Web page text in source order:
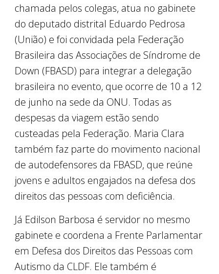
chamada pelos colegas, atua no gabinete
do deputado distrital Eduardo Pedrosa
(União) e foi convidada pela Federação
Brasileira das Associações de Síndrome de
Down (FBASD) para integrar a delegação
brasileira no evento, que ocorre de 10 a 12
de junho na sede da ONU. Todas as
despesas da viagem estão sendo
custeadas pela Federação. Maria Clara
também faz parte do movimento nacional
de autodefensores da FBASD, que reúne
jovens e adultos engajados na defesa dos
direitos das pessoas com deficiência.
Já Edilson Barbosa é servidor no mesmo
gabinete e coordena a Frente Parlamentar
em Defesa dos Direitos das Pessoas com
Autismo da CLDF. Ele também é